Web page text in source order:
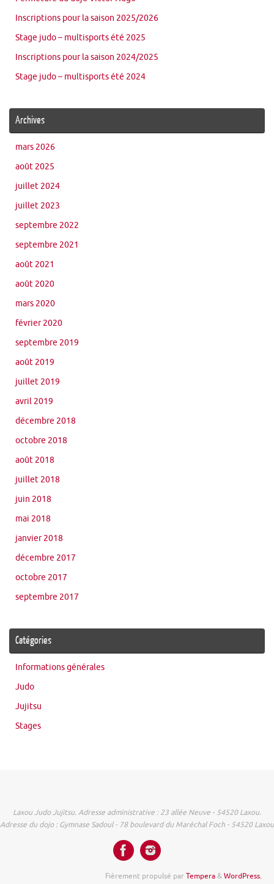
Inscriptions pour la saison 2025/2026
Stage judo – multisports été 2025
Inscriptions pour la saison 2024/2025
Stage judo – multisports été 2024
Archives
mars 2026
août 2025
juillet 2024
juillet 2023
septembre 2022
septembre 2021
août 2021
août 2020
mars 2020
février 2020
septembre 2019
août 2019
juillet 2019
avril 2019
décembre 2018
octobre 2018
août 2018
juillet 2018
juin 2018
mai 2018
janvier 2018
décembre 2017
octobre 2017
septembre 2017
Catégories
Informations générales
Judo
Jujitsu
Stages
Laxou Judo Jujitsu. Adresse administrative : 23 allée Neuve - 54520 Laxou.
Adresse du dojo : Gymnase Sadoul - 78 boulevard du Maréchal Foch - 54520 Laxou
Fièrement propulsé parTempera&WordPress.